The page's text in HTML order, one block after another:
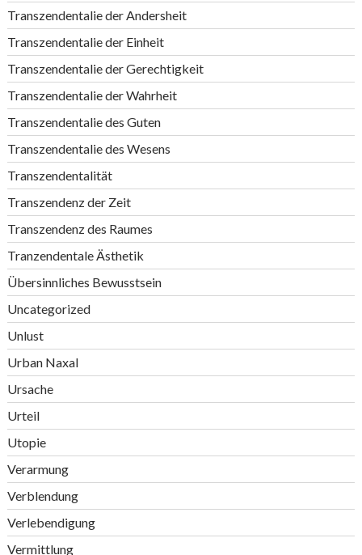
Transzendentalie der Andersheit
Transzendentalie der Einheit
Transzendentalie der Gerechtigkeit
Transzendentalie der Wahrheit
Transzendentalie des Guten
Transzendentalie des Wesens
Transzendentalität
Transzendenz der Zeit
Transzendenz des Raumes
Tranzendentale Ästhetik
Übersinnliches Bewusstsein
Uncategorized
Unlust
Urban Naxal
Ursache
Urteil
Utopie
Verarmung
Verblendung
Verlebendigung
Vermittlung